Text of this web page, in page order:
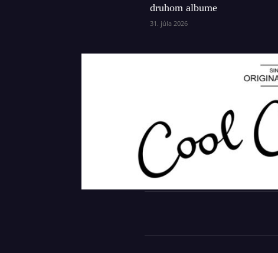
druhom albume
31. júla 2026